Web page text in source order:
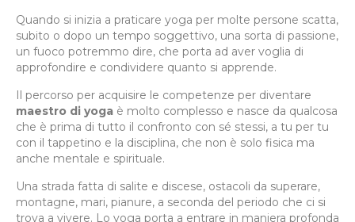
Quando si inizia a praticare yoga per molte persone scatta,
subito o dopo un tempo soggettivo, una sorta di passione,
un fuoco potremmo dire, che porta ad aver voglia di
approfondire e condividere quanto si apprende.
Il percorso per acquisire le competenze per diventare
maestro di yoga è molto complesso e nasce da qualcosa
che è prima di tutto il confronto con sé stessi, a tu per tu
con il tappetino e la disciplina, che non è solo fisica ma
anche mentale e spirituale.
Una strada fatta di salite e discese, ostacoli da superare,
montagne, mari, pianure, a seconda del periodo che ci si
trova a vivere. Lo yoga porta a entrare in maniera profonda